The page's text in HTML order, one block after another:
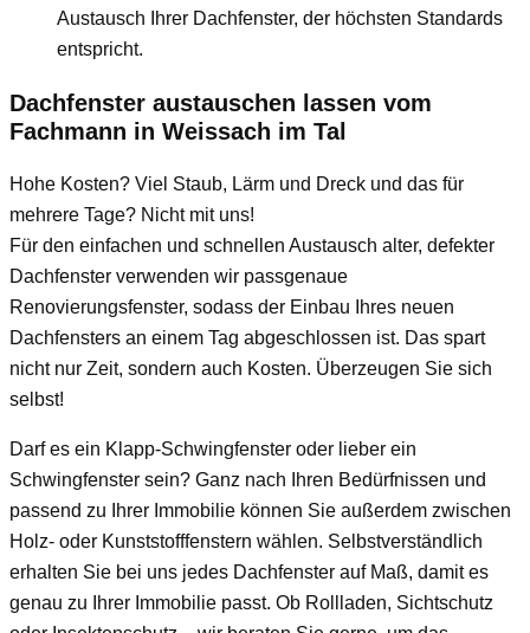
Austausch Ihrer Dachfenster, der höchsten Standards
entspricht.
Dachfenster austauschen lassen vom
Fachmann in Weissach im Tal
Hohe Kosten? Viel Staub, Lärm und Dreck und das für
mehrere Tage? Nicht mit uns!
Für den einfachen und schnellen Austausch alter, defekter
Dachfenster verwenden wir passgenaue
Renovierungsfenster, sodass der Einbau Ihres neuen
Dachfensters an einem Tag abgeschlossen ist. Das spart
nicht nur Zeit, sondern auch Kosten. Überzeugen Sie sich
selbst!
Darf es ein Klapp-Schwingfenster oder lieber ein
Schwingfenster sein? Ganz nach Ihren Bedürfnissen und
passend zu Ihrer Immobilie können Sie außerdem zwischen
Holz- oder Kunststofffenstern wählen. Selbstverständlich
erhalten Sie bei uns jedes Dachfenster auf Maß, damit es
genau zu Ihrer Immobilie passt. Ob Rollladen, Sichtschutz